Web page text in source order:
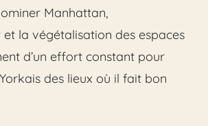
Manhattan,
et la végétalisation des espaces
d’un effort constant pour
des lieux où il fait bon